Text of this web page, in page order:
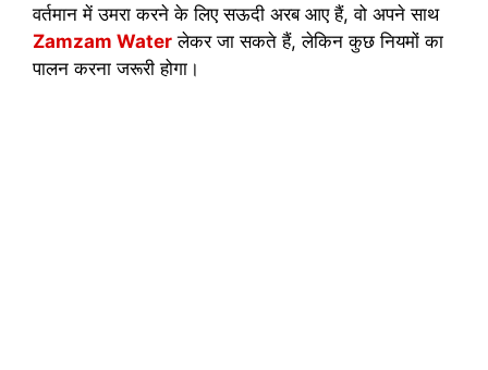
वर्तमान में उमरा करने के लिए सऊदी अरब आए हैं, वो अपने साथ
Zamzam Water लेकर जा सकते हैं, लेकिन कुछ नियमों का
पालन करना जरूरी होगा।